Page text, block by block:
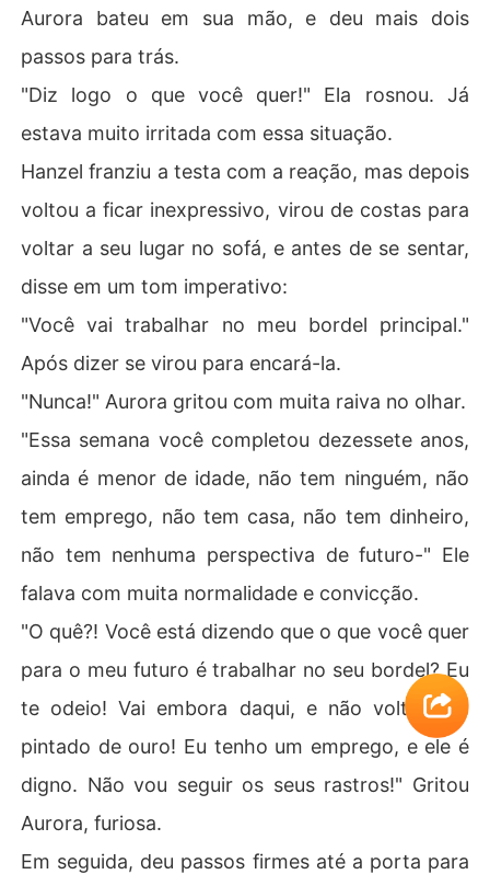
Aurora bateu em sua mão, e deu mais dois
passos para trás.
"Diz logo o que você quer!" Ela rosnou. Já
estava muito irritada com essa situação.
Hanzel franziu a testa com a reação, mas depois
voltou a ficar inexpressivo, virou de costas para
voltar a seu lugar no sofá, e antes de se sentar,
disse em um tom imperativo:
"Você vai trabalhar no meu bordel principal."
Após dizer se virou para encará-la.
"Nunca!" Aurora gritou com muita raiva no olhar.
"Essa semana você completou dezessete anos,
ainda é menor de idade, não tem ninguém, não
tem emprego, não tem casa, não tem dinheiro,
não tem nenhuma perspectiva de futuro-" Ele
falava com muita normalidade e convicção.
"O quê?! Você está dizendo que o que você quer
para o meu futuro é trabalhar no seu bordel? Eu
te odeio! Vai embora daqui, e não volte nem
pintado de ouro! Eu tenho um emprego, e ele é
digno. Não vou seguir os seus rastros!" Gritou
Aurora, furiosa.
Em seguida, deu passos firmes até a porta para